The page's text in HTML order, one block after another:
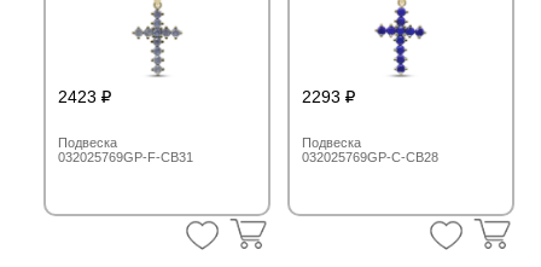
2293
Подвеска
032025769GP-C-CB28
2423
Подвеска
032025769GP-F-CB31